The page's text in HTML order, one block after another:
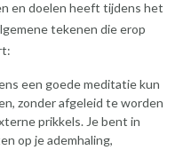
en doelen heeft tijdens het
tekenen die erop
een goede meditatie kun
zonder afgeleid te worden
prikkels. Je bent in
op je ademhaling,